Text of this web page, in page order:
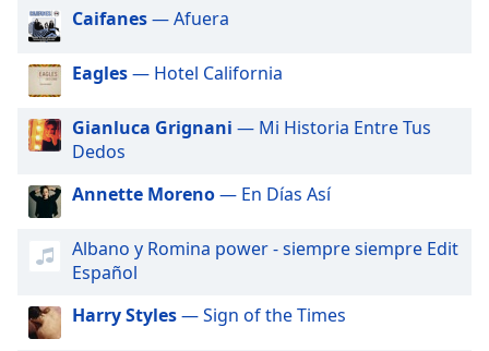
Audio
Track
Picture-
Picture
Fullscreen
modal
window.
Beginning
Caifanes— Afuera
Eagles— Hotel California
Gianluca Grignani — Mi Historia Entre Tus
Dedos
Annette Moreno— En Días Así
Albano y Romina power - siempre siempre Edit
Español
Harry Styles— Sign of the Times